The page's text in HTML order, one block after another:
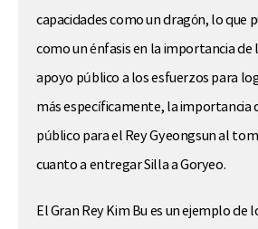
capacidades como un dragón, lo que
como un énfasis en la importancia de
apoyo público a los esfuerzos para
más específicamente, la importancia
público para el Rey Gyeongsun al
cuanto a entregar Silla a Goryeo.
El Gran Rey Kim Bu es un ejemplo de